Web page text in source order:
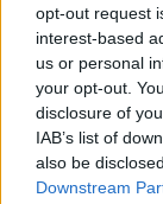
opt-out request
interest-based
us or personal
your opt-out.
disclosure of
IAB’s list of
also be
Downstream
dolguje